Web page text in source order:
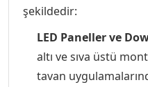
şekildedir:
LED Paneller ve
altı ve sıva üstü
tavan